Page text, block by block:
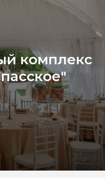
комплекс